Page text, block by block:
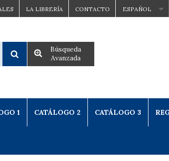
ESPAÑOL
CONTACTO
LA LIBRERÍA
Búsqueda
Avanzada
1 CATÁLOGO 2 CATÁLOGO 3